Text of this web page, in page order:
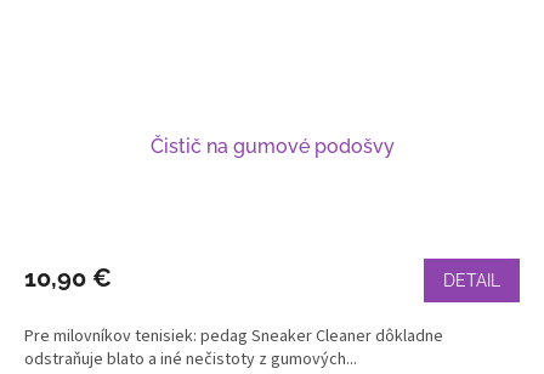
Čistič na gumové podošvy
10,90 € DETAIL
Pre milovníkov tenisiek: pedag Sneaker Cleaner dôkladne
odstraňuje blato a iné nečistoty z gumových...